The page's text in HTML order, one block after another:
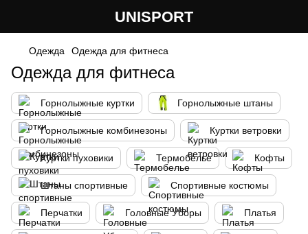
UNISPORT
Одежда Одежда для фитнеса
Одежда для фитнеса
Горнолыжные куртки Горнолыжные штаны
Горнолыжные комбинезоны Куртки ветровки
Куртки пуховики Термобелье Кофты
Штаны спортивные Спортивные костюмы
Перчатки Головные Уборы Платья